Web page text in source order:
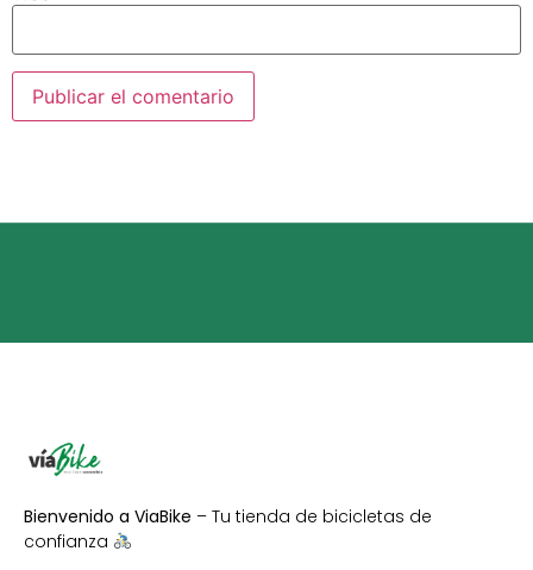
Bienvenido a ViaBike – Tu tienda de bicicletas de
confianza